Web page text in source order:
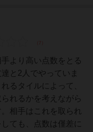
より高い点数をとる
と2人でやっていま
るタイルによって、
れるかを考えながら
相手はこれを取られ
ても、点数は僅差に